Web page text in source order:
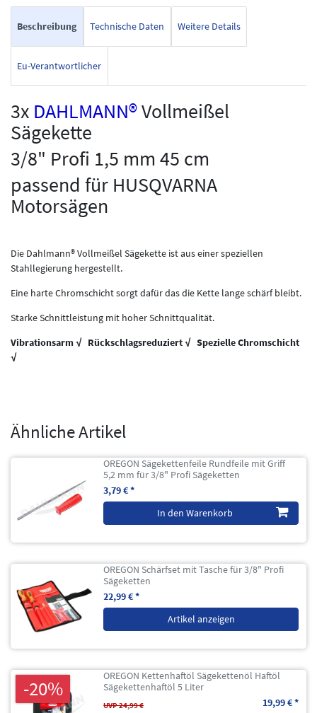
Beschreibung Technische Daten Weitere Details
Eu-Verantwortlicher
3x DAHLMANN®Vollmeißel
Sägekette
3/8" Profi 1,5 mm 45 cm
passend für HUSQVARNA
Motorsägen
Die Dahlmann® Vollmeißel Sägekette ist aus einer speziellen
Stahllegierung hergestellt.
Eine harte Chromschicht sorgt dafür das die Kette lange schärf bleibt.
Starke Schnittleistung mit hoher Schnittqualität.
Vibrationsarm √ Rückschlagsreduziert √ Spezielle Chromschicht
√
Ähnliche Artikel
OREGON Sägekettenfeile Rundfeile mit Griff
5,2 mm für 3/8" Profi Sägeketten
3,79 € *
In den Warenkorb
OREGON Schärfset mit Tasche für 3/8" Profi
Sägeketten
22,99 € *
Artikel anzeigen
-20%
OREGON Kettenhaftöl Sägekettenöl Haftöl
Sägekettenhaftöl 5 Liter
UVP 24,99 € 19,99 € *